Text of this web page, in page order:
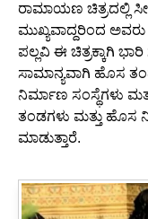
ರಾಮಾಯಣ ಚಿತ್ರದಲ್ಲಿ
ಮುಖ್ಯವಾದ್ದರಿಂದ ಅವರು
ಪಲ್ಲವಿ ಈ ಚಿತ್ರಕ್ಕಾಗಿ
ಸಾಮಾನ್ಯವಾಗಿ ಹೊಸ
ನಿರ್ಮಾಣ ಸಂಸ್ಥೆಗಳು
ತಂಡಗಳು ಮತ್ತು
ಮಾಡುತ್ತಾರೆ.